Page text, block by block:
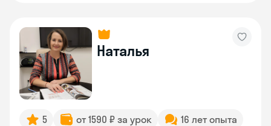
Наталья
5 от 1590 ₽ за урок
16 лет опыта